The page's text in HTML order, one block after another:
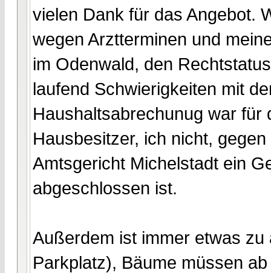
vielen Dank für das Angebot.
wegen Arztterminen und
im Odenwald, den
laufend Schwierigkeiten mit
Haushaltsabrechunug war
Hausbesitzer, ich nicht,
Amtsgericht Michelstadt ein
abgeschlossen ist.
Außerdem ist immer etwas
Parkplatz), Bäume müssen